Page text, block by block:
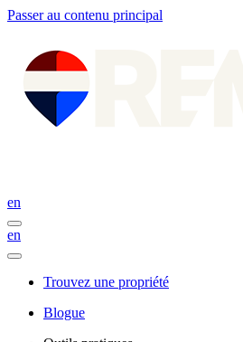
Passer au contenu principal
en
en
Trouvez une propriété
Blogue